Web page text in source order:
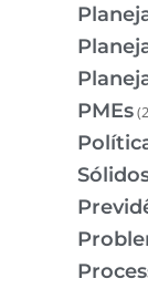
PMEs